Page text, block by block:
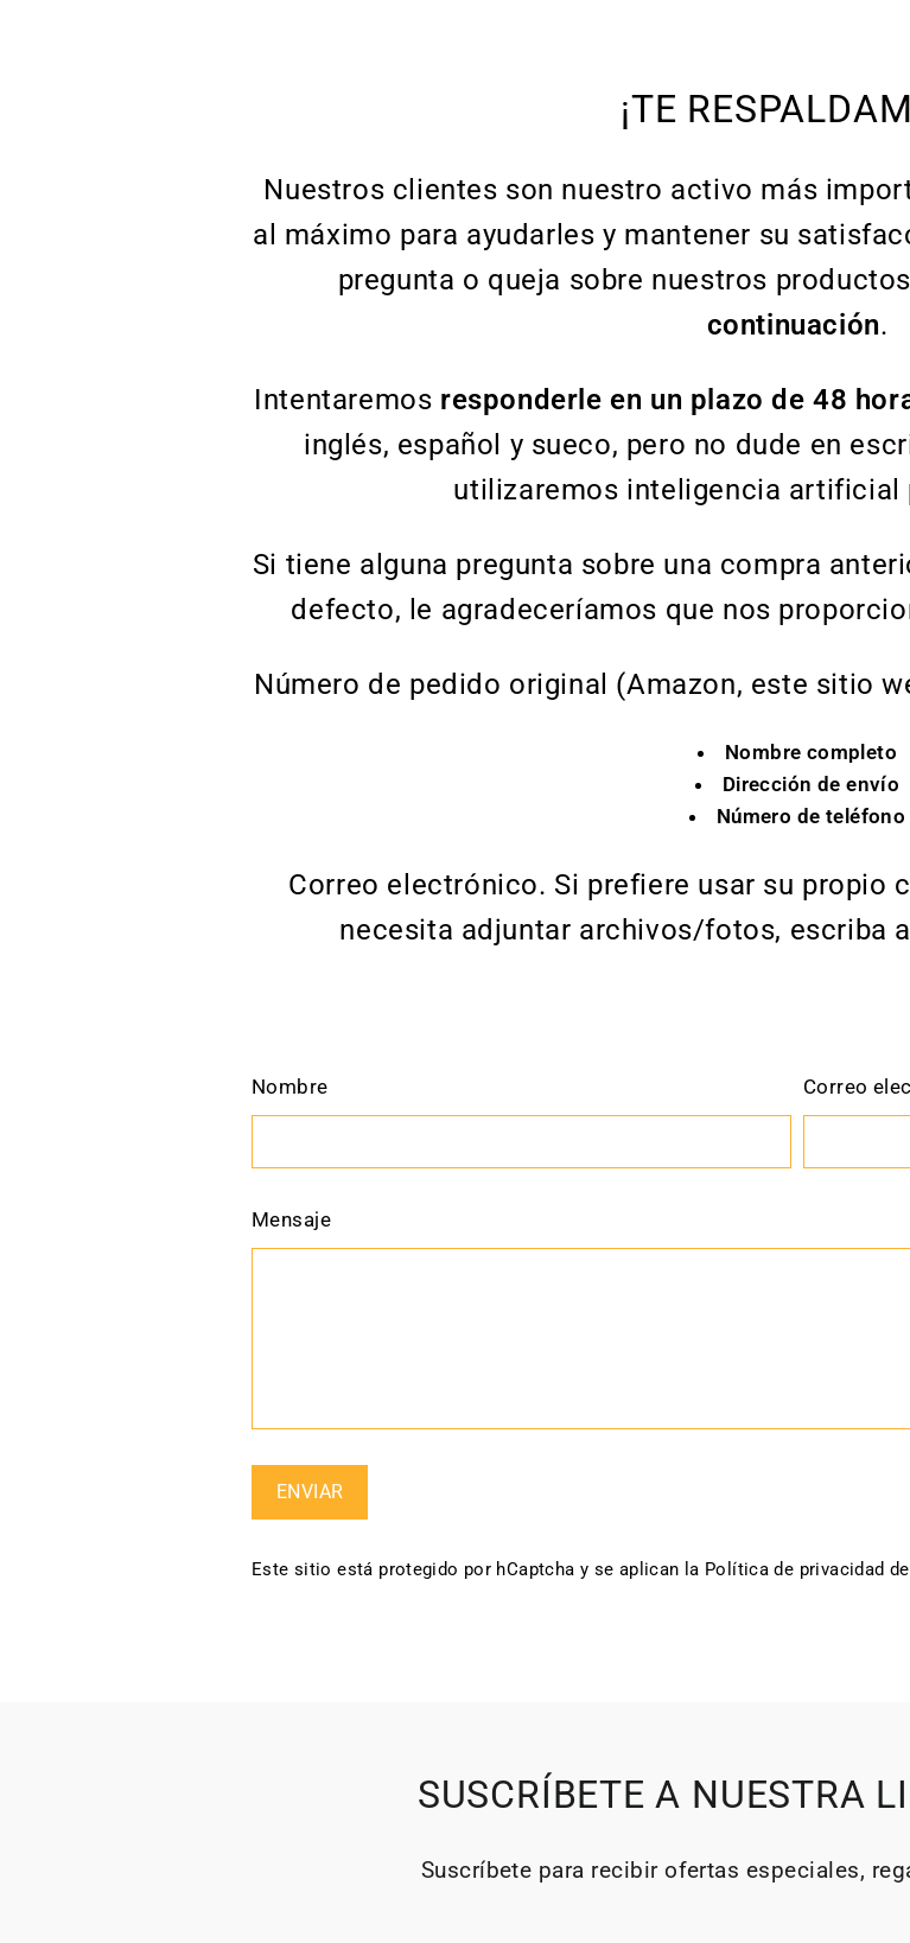
¡TE
Nuestros clientes son nuestro activo más
al máximo para ayudarles y mantener su
pregunta o queja sobre nuestros
continuación.
Intentaremos responderle en un plazo de 48
inglés, español y sueco, pero no dude en
utilizaremos inteligencia artificial
Si tiene alguna pregunta sobre una compra
defecto, le agradeceríamos que nos
Número de pedido original (Amazon, este sitio
Nombre completo
Dirección de envío
Número de teléfono
Correo electrónico. Si prefiere usar su propio
necesita adjuntar archivos/fotos, escriba
Nombre Correo
Mensaje
Enviar
ENVIAR
Este sitio está protegido por hCaptcha y se aplican la Política de privacidad
SUSCRÍBETE A NUESTRA
Suscríbete para recibir ofertas especiales,